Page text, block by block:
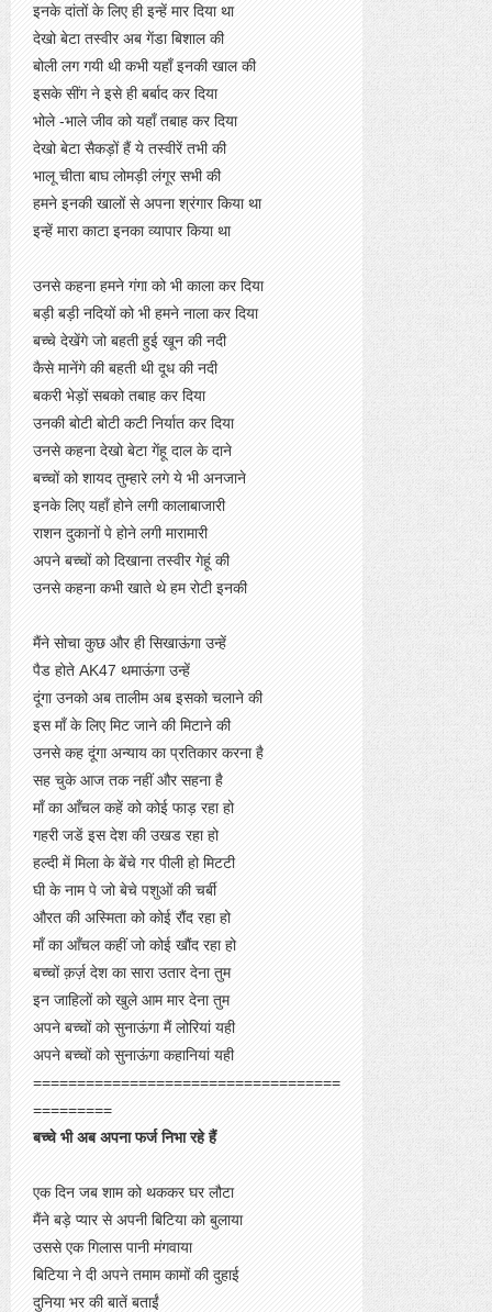
इनके दांतों के लिए ही इन्हें मार दिया था
देखो बेटा तस्वीर अब गेंडा बिशाल की
बोली लग गयी थी कभी यहाँ इनकी खाल की
इसके सींग ने इसे ही बर्बाद कर दिया
भोले -भाले जीव को यहाँ तबाह कर दिया
देखो बेटा सैकड़ों हैं ये तस्वीरें तभी की
भालू चीता बाघ लोमड़ी लंगूर सभी की
हमने इनकी खालों से अपना श्रंगार किया था
इन्हें मारा काटा इनका व्यापार किया था
उनसे कहना हमने गंगा को भी काला कर दिया
बड़ी बड़ी नदियों को भी हमने नाला कर दिया
बच्चे देखेंगे जो बहती हुई खून की नदी
कैसे मानेंगे की बहती थी दूध की नदी
बकरी भेड़ों सबको तबाह कर दिया
उनकी बोटी बोटी कटी निर्यात कर दिया
उनसे कहना देखो बेटा गेंहू दाल के दाने
बच्चों को शायद तुम्हारे लगे ये भी अनजाने
इनके लिए यहाँ होने लगी कालाबाजारी
राशन दुकानों पे होने लगी मारामारी
अपने बच्चों को दिखाना तस्वीर गेहूं की
उनसे कहना कभी खाते थे हम रोटी इनकी
मैंने सोचा कुछ और ही सिखाऊंगा उन्हें
पैड होते AK47 थमाऊंगा उन्हें
दूंगा उनको अब तालीम अब इसको चलाने की
इस माँ के लिए मिट जाने की मिटाने की
उनसे कह दूंगा अन्याय का प्रतिकार करना है
सह चुके आज तक नहीं और सहना है
माँ का आँचल कहें को कोई फाड़ रहा हो
गहरी जडें इस देश की उखड रहा हो
हल्दी में मिला के बेंचे गर पीली हो मिटटी
घी के नाम पे जो बेचे पशुओं की चर्बी
औरत की अस्मिता को कोई रौंद रहा हो
माँ का आँचल कहीं जो कोई खौंद रहा हो
बच्चों क़र्ज़ देश का सारा उतार देना तुम
इन जाहिलों को खुले आम मार देना तुम
अपने बच्चों को सुनाऊंगा मैं लोरियां यही
अपने बच्चों को सुनाऊंगा कहानियां यही
===================================
=========
बच्चे भी अब अपना फर्ज निभा रहे हैं
एक दिन जब शाम को थककर घर लौटा
मैंने बड़े प्यार से अपनी बिटिया को बुलाया
उससे एक गिलास पानी मंगवाया
बिटिया ने दी अपने तमाम कामों की दुहाई
दुनिया भर की बातें बताईं